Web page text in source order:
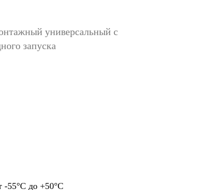
универсальный с
запуска
-55°С до +50°С